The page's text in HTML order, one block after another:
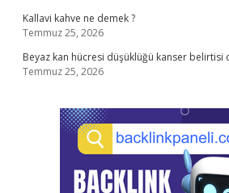
Kallavi kahve ne demek ?
Temmuz 25, 2026
Beyaz kan hücresi düşüklüğü kanser belirtisi
Temmuz 25, 2026